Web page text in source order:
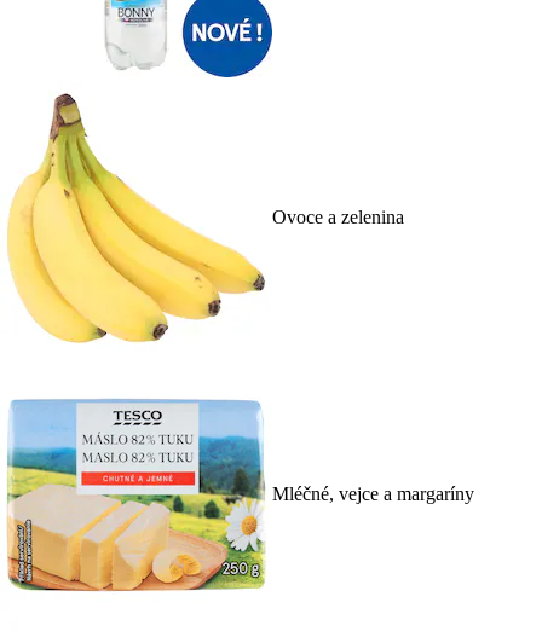
Ovoce a zelenina
Mléčné, vejce a margaríny